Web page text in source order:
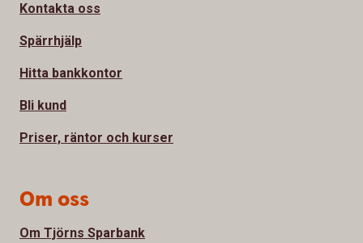
Kontakta oss
Spärrhjälp
Hitta bankkontor
Bli kund
Priser, räntor och kurser
Om oss
Om Tjörns Sparbank